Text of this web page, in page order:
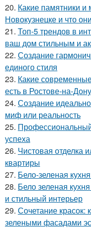
20. Какие памятники
Новокузнецке и что
21. Топ-5 трендов в
ваш дом стильным и
22. Создание
единого стиля
23. Какие
есть в Ростове-на-Дону
24. Создание
миф или реальность
25.
успеха
26. Чистовая отделка
квартиры
27. Бело-зеленая
28. Бело зеленая
и стильный интерьер
29. Сочетание красок:
зелеными фасадами